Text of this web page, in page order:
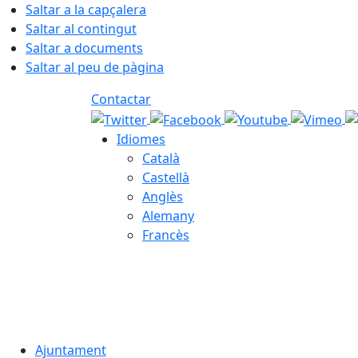
Saltar a la capçalera
Saltar al contingut
Saltar a documents
Saltar al peu de pàgina
Contactar
Idiomes
Català
Castellà
Anglès
Alemany
Francès
Ajuntament